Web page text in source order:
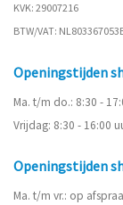
KVK: 29007216
BTW/VAT:
Openingstijden
Ma. t/m do.: 8:30 -
Vrijdag: 8:30 - 16:00
Openingstijden
Ma. t/m vr.: op